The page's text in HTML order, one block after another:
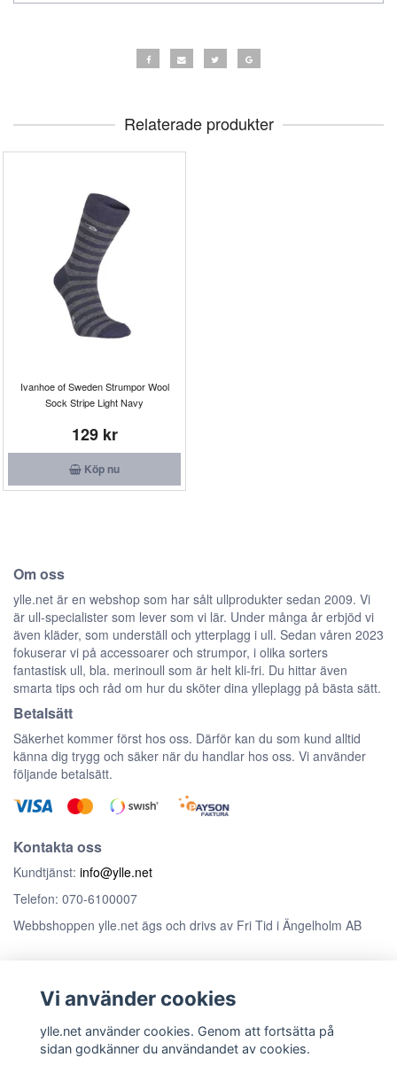
Relaterade produkter
Ivanhoe of Sweden Strumpor Wool
Sock Stripe Light Navy
129 kr
Köp nu
Om oss
ylle.net är en webshop som har sålt ullprodukter sedan 2009. Vi
är ull-specialister som lever som vi lär. Under många år erbjöd vi
även kläder, som underställ och ytterplagg i ull. Sedan våren 2023
fokuserar vi på accessoarer och strumpor, i olika sorters
fantastisk ull, bla. merinoull som är helt kli-fri. Du hittar även
smarta tips och råd om hur du sköter dina ylleplagg på bästa sätt.
Betalsätt
Säkerhet kommer först hos oss. Därför kan du som kund alltid
känna dig trygg och säker när du handlar hos oss. Vi använder
följande betalsätt.
Kontakta oss
Kundtjänst: info@ylle.net
Telefon: 070-6100007
Webbshoppen ylle.net ägs och drivs av Fri Tid i Ängelholm AB
Anmäl dig till vårt nyhetsbrev
Prenumerera
Vi använder cookies
ylle.net använder cookies. Genom att fortsätta på
sidan godkänner du användandet av cookies.